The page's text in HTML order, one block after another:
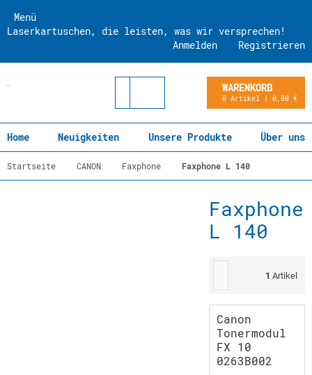
Menü
Laserkartuschen, die leisten, was wir versprechen!
Registrieren
Anmelden
WARENKORB
0 Artikel | 0,00 €
Home Neuigkeiten Unsere Produkte Über uns
Startseite CANON Faxphone Faxphone L 140
Faxphone
L 140
1 Artikel
Canon
Tonermodul
FX 10
0263B002